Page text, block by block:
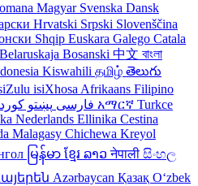
Magyar Svenska Dansk
Hrvatski Srpski Slovenščina
Shqip Euskara Galego Catala
Belaruskaja Bosanski 中文 বাংলা
Kiswahili தமிழ் తెలుగు
isiXhosa Afrikaans Filipino
فارسی پښتو አማርኛ Turkce
Nederlands Ellinika Cestina
Malagasy Chichewa Kreyol
မြန်မာ ខ្មែរ ລາວनेपाली සිංහල
Azərbaycan Қазақ Oʻzbek